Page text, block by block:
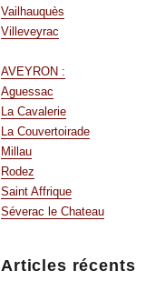
Vailhauquès
Villeveyrac
AVEYRON :
Aguessac
La Cavalerie
La Couvertoirade
Millau
Rodez
Saint Affrique
Séverac le Chateau
Articles récents